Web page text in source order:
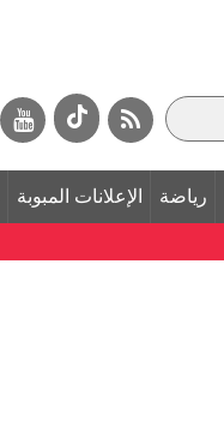
رياضة الإعلانات المبوبة